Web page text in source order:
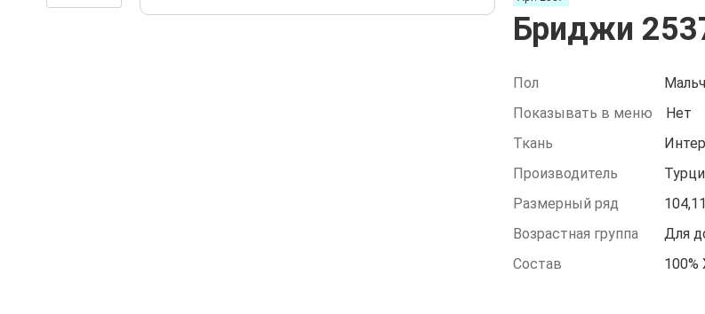
Бриджи
Пол
Показывать в меню
Нет
Ткань
Производитель
Размерный ряд
Возрастная группа
Для
Состав
100%